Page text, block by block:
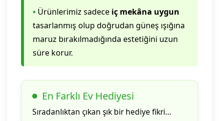
• Ürünlerimiz sadece iç mekâna uygun
tasarlanmış olup doğrudan güneş ışığına
maruz bırakılmadığında estetiğini uzun
süre korur.
En Farklı Ev Hediyesi
Sıradanlıktan çıkan şık bir hediye fikri…